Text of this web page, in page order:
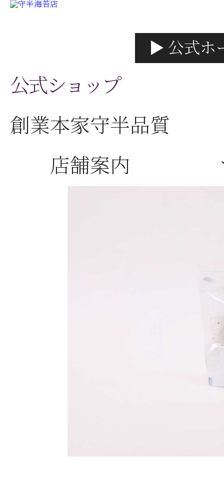
公式ショップ
▶ 公式ホ
創業本家守半品質
店舗案内